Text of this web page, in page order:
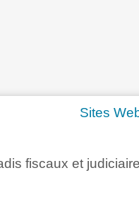
Sites
fiscaux et